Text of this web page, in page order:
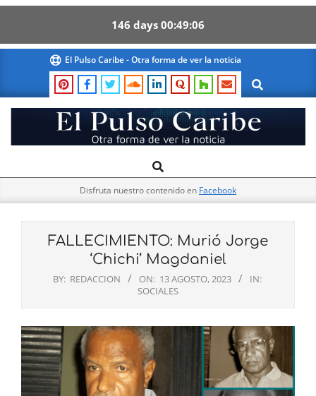
146 days 00 49 06
content
El Pulso Caribe - Otra forma de ver la noticia
Search
El
Pulso
Navigation
Search
Disfruta nuestro contenido en Facebook
FALLECIMIENTO: Murió Jorge
‘Chichi’ Magdaniel
BY: REDACCION ON: 13 AGOSTO, 2023
IN:
SOCIALES